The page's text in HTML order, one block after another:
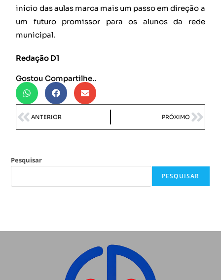
início das aulas marca mais um passo em direção a
um futuro promissor para os alunos da rede
municipal.
Redação D1
Gostou Compartilhe..
ANTERIOR PRÓXIMO
Pesquisar
PESQUISAR